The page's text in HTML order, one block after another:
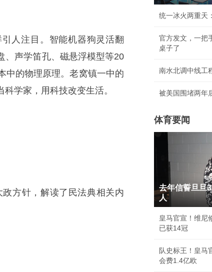
人注目。智能机器狗灵活翻
、声学笛孔、磁悬浮模型等20
中的物理原理。老窝镇一中的
学家，用科技改变生活。
方针，解读了民法典相关内
统一冰火两重天
官方发文，一把
桌子了
南水北调中线工
被美国围堵两年
体育要闻
去年信誓旦旦
人
皇马官宣！维尼
已获14冠
队史标王！皇马
会费1.4亿欧